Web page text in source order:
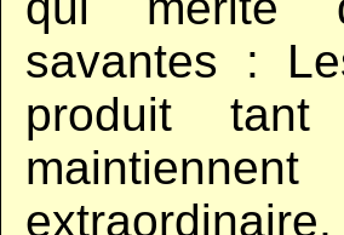
savantes :
produit